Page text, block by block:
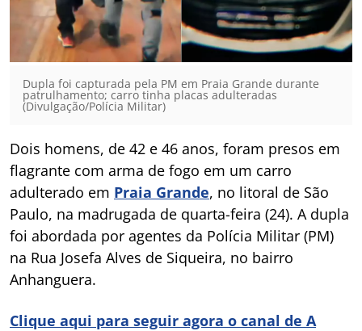
Dupla foi capturada pela PM em Praia Grande durante
patrulhamento; carro tinha placas adulteradas
(Divulgação/Polícia Militar)
Dois homens, de 42 e 46 anos, foram presos em
flagrante com arma de fogo em um carro
adulterado em Praia Grande, no litoral de São
Paulo, na madrugada de quarta-feira (24). A dupla
foi abordada por agentes da Polícia Militar (PM)
na Rua Josefa Alves de Siqueira, no bairro
Anhanguera.
Clique aqui para seguir agora o canal de A